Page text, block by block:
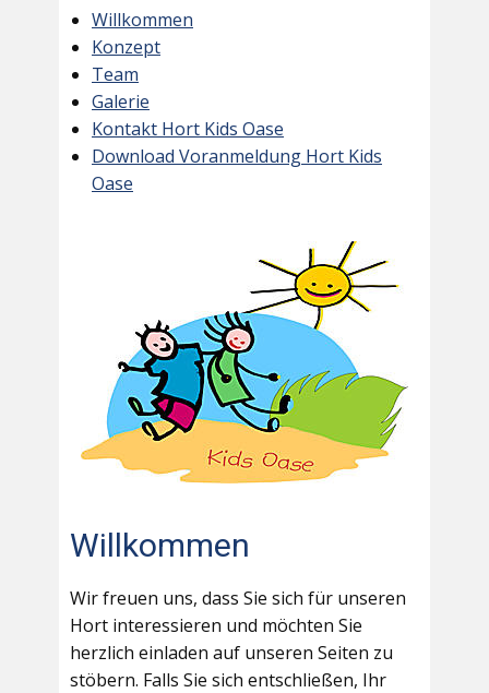
Willkommen
Konzept
Team
Galerie
Kontakt Hort Kids Oase
Download Voranmeldung Hort Kids
Oase
Willkommen
Wir freuen uns, dass Sie sich für unseren
Hort interessieren und möchten Sie
herzlich einladen auf unseren Seiten zu
stöbern. Falls Sie sich entschließen, Ihr